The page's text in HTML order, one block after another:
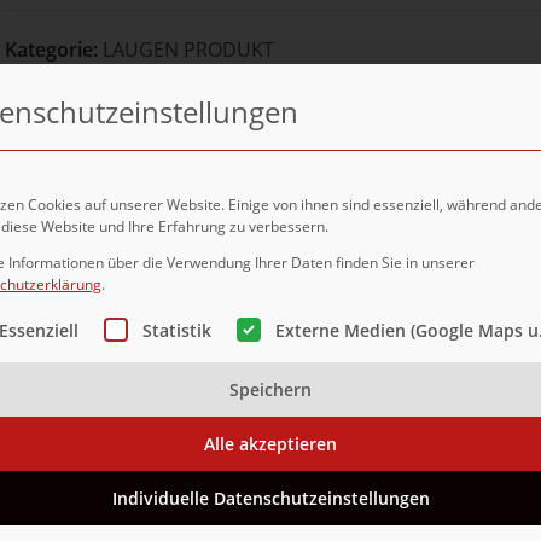
Kategorie: LAUGEN PRODUKT
BESCHREIBUNG
bayrisch Art
Speisesalz (Salz, Kaliumjodat), Rapsöl, Emulgator:
Natriumhydroxid); Mehlbehandlungsmittel: Enzyme
Cookies auf unserer Website. Einige von ihnen sind essenziell, während
Website und Ihre Erfahrung zu verbessern.
Informationen über die Verwendung Ihrer Daten finden Sie in unserer
.
eine Liste der Service-Gruppen, für die eine
Essenziell Statistik Externe Medien (Google Maps
Speichern
Alle akzeptieren
Individuelle Datenschutzeinstellungen